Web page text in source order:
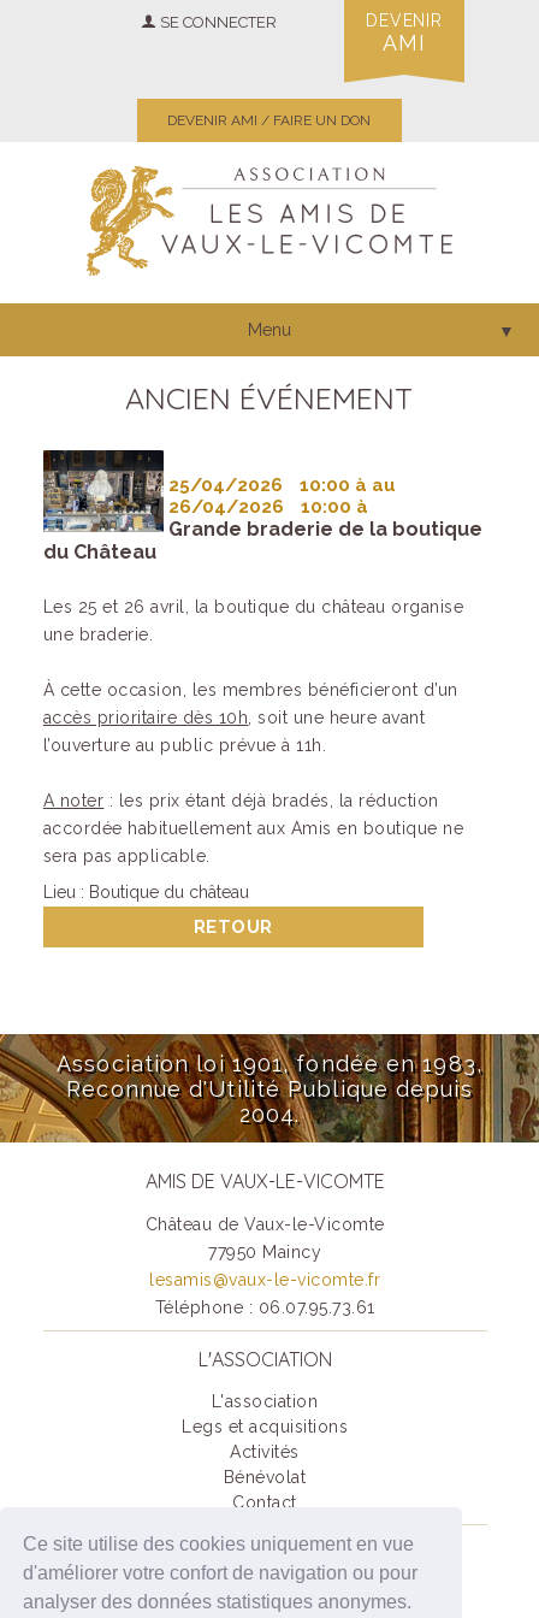
Ce site utilise des cookies uniquement en vue
d'améliorer votre confort de navigation ou pour
analyser des données statistiques anonymes.
SE CONNECTER DEVENIR
AMI
DEVENIR AMI / FAIRE UN DON
Menu ▼
ANCIEN ÉVÉNEMENT
25/04/2026 10:00 à au
26/04/2026
10:00 à
Grande braderie de la boutique
du Château
Les 25 et 26 avril, la boutique du château organise
une braderie.
À cette occasion, les membres bénéficieront d’un
accès prioritaire dès 10h, soit une heure avant
l’ouverture au public prévue à 11h.
A noter : les prix étant déjà bradés, la réduction
accordée habituellement aux Amis en boutique ne
sera pas applicable.
Lieu : Boutique du château
RETOUR
Association loi 1901, fondée en 1983,
Reconnue d'Utilité Publique depuis
2004.
AMIS DE VAUX-LE-VICOMTE
Château de Vaux-le-Vicomte
77950 Maincy
lesamis@vaux-le-vicomte.fr
Téléphone : 06.07.95.73.61
L'ASSOCIATION
L'association
Legs et acquisitions
Activités
Bénévolat
Contact
SOUTENIR VAUX-LE-VICOMTE
Je deviens Ami(e) de Vaux-Le-Vicomte